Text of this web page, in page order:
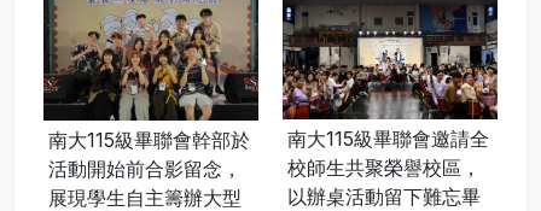
南大115級畢聯會邀請全
校師生共聚榮譽校區，
以辦桌活動留下難忘畢
南大師長走訪各桌與畢
業生互動交流，讓畢業
辦桌展現溫暖校園氛圍